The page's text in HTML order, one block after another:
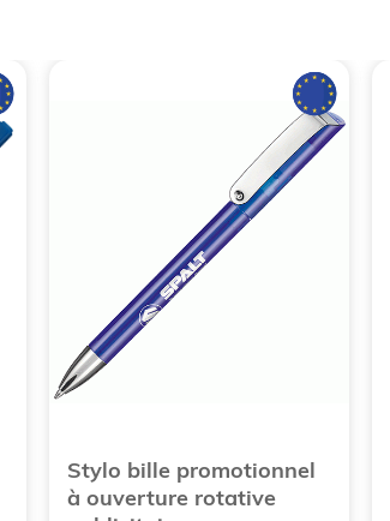
Stylo bille promotionnel
à ouverture rotative